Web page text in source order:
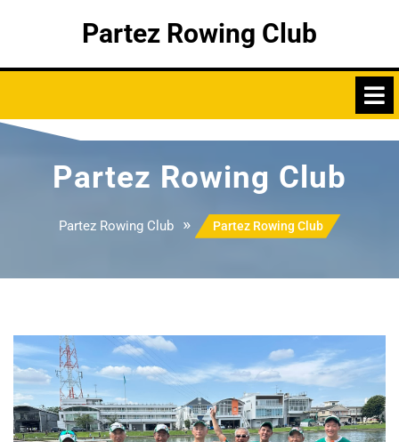
Partez Rowing Club
Partez Rowing Club
Partez Rowing Club» Partez Rowing Club